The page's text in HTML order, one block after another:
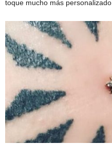
toque mucho más personalizado.